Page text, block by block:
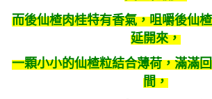
而後仙楂肉桂特有香氣，咀嚼後仙
延開來，
一顆小小的仙楂粒結合薄荷，滿滿
間，